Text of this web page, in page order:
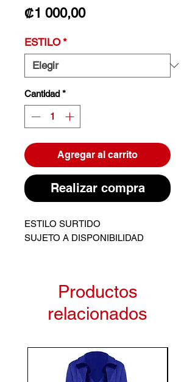
₡1 000,00Precio
ESTILO *
Cantidad *
Agregar al carrito
Realizar compra
ESTILO SURTIDO
SUJETO A DISPONIBILIDAD
Productos
relacionados